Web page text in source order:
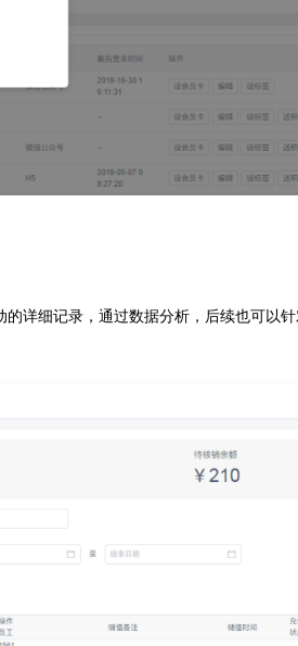
详细记录，通过数据分析，后续也可以